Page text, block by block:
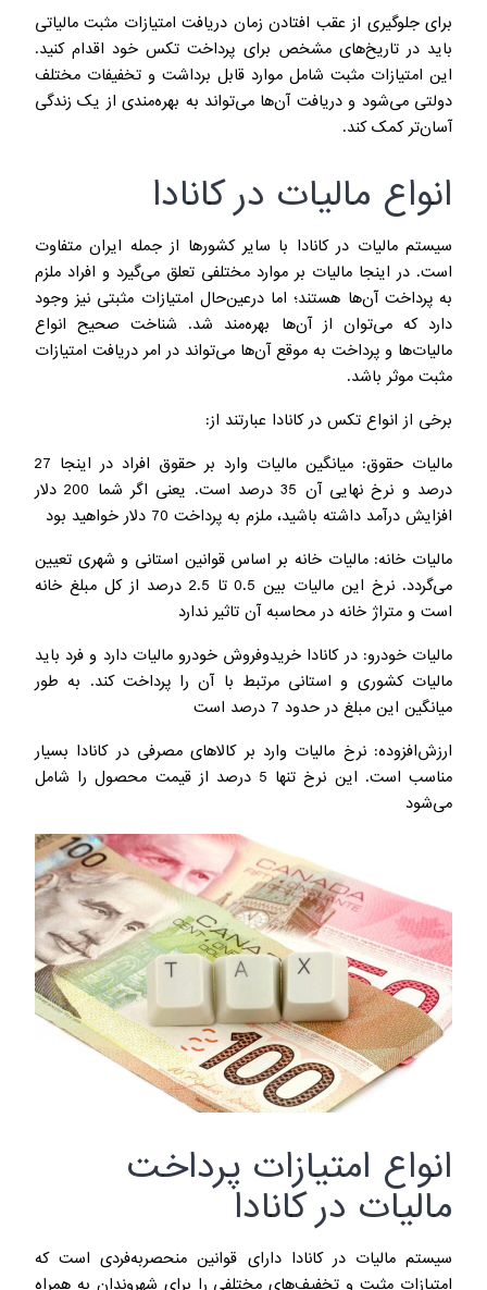
برای جلوگیری از عقب افتادن زمان دریافت امتیازات مثبت مالیاتی
باید در تاریخ‌های مشخص برای پرداخت تکس خود اقدام کنید.
این امتیازات مثبت شامل موارد قابل برداشت و تخفیفات مختلف
دولتی می‌شود و دریافت آن‌ها می‌تواند به بهره‌مندی از یک زندگی
آسان‌تر کمک کند.
انواع مالیات در کانادا
سیستم مالیات در کانادا با سایر کشورها از جمله ایران متفاوت
است. در اینجا مالیات بر موارد مختلفی تعلق می‌گیرد و افراد ملزم
به پرداخت آن‌ها هستند؛ اما درعین‌حال امتیازات مثبتی نیز وجود
دارد که می‌توان از آن‌ها بهره‌مند شد. شناخت صحیح انواع
مالیات‌ها و پرداخت به موقع‌ آن‌ها می‌تواند در امر دریافت امتیازات
مثبت موثر باشد.
برخی از انواع تکس در کانادا عبارتند از:
مالیات حقوق: میانگین مالیات وارد بر حقوق افراد در اینجا 27
درصد و نرخ نهایی آن 35 درصد است. یعنی اگر شما 200 دلار
افزایش درآمد داشته باشید، ملزم به پرداخت 70 دلار خواهید بود
مالیات خانه: مالیات خانه بر اساس قوانین استانی و شهری تعیین
می‌گردد. نرخ این مالیات بین 0.5 تا 2.5 درصد از کل مبلغ خانه
است و متراژ خانه در محاسبه آن تاثیر ندارد
مالیات خودرو: در کانادا خریدوفروش خودرو مالیات دارد و فرد باید
مالیات کشوری و استانی مرتبط با آن را پرداخت کند. به طور
میانگین این مبلغ در حدود 7 درصد است
ارزش‌افزوده: نرخ مالیات وارد بر کالاهای مصرفی در کانادا بسیار
مناسب است. این نرخ تنها 5 درصد از قیمت محصول را شامل
می‌شود
انواع امتیازات پرداخت
مالیات در کانادا
سیستم مالیات در کانادا دارای قوانین منحصربه‌فردی است که
امتیازات مثبت و تخفیف‌های مختلفی را برای شهروندان به همراه